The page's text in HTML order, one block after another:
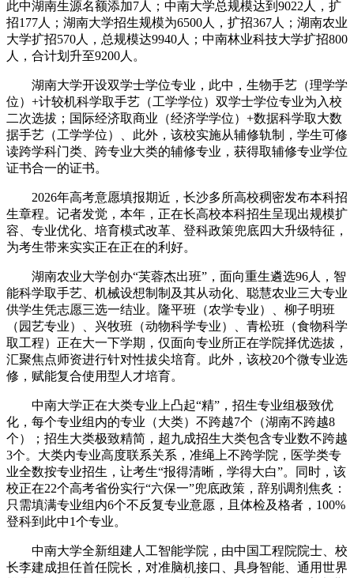
此中湖南生源名额添加7人；中南大学总规模达到9022人，扩
招177人；湖南大学招生规模为6500人，扩招367人；湖南农业
大学扩招570人，总规模达9940人；中南林业科技大学扩招800
人，合计划升至9200人。
湖南大学开设双学士学位专业，此中，生物手艺（理学学
位）+计较机科学取手艺（工学学位）双学士学位专业为入校
二次选拔；国际经济取商业（经济学学位）+数据科学取大数
据手艺（工学学位）、此外，该校实施从辅修轨制，学生可修
读跨学科门类、跨专业大类的辅修专业，获得取辅修专业学位
证书合一的证书。
2026年高考意愿填报期近，长沙多所高校稠密发布本科招
生章程。记者发觉，本年，正在长高校本科招生呈现出规模扩
容、专业优化、培育模式改革、登科政策兜底四大升级特征，
为考生带来实实正在正在的利好。
湖南农业大学创办“芙蓉杰出班”，面向重生遴选96人，智
能科学取手艺、机械设想制制及其从动化、聪慧农业三大专业
供学生凭志愿三选一结业。隆平班（农学专业）、柳子明班
（园艺专业）、兴牧班（动物科学专业）、青松班（食物科学
取工程）正在大一下学期，仅面向专业所正在学院择优选拔，
汇聚焦点师资进行针对性拔尖培育。此外，该校20个微专业选
修，赋能复合使用型人才培育。
中南大学正在大类专业上凸起“精”，招生专业组极致优
化，每个专业组内的专业（大类）不跨越7个（湖南不跨越8
个）；招生大类极致精简，超九成招生大类包含专业数不跨越
3个。大类内专业高度联系关系，准绳上不跨学院，医学类专
业全数按专业招生，让考生“报得清晰，学得大白”。同时，该
校正在22个高考省份实行“六保一”兜底政策，辞别调剂焦炙：
只需填满专业组内6个不反复专业意愿，且体检及格者，100%
登科到此中1个专业。
中南大学全新组建人工智能学院，由中国工程院院士、校
长李建成担任首任院长，对准脑机接口、具身智能、通用世界